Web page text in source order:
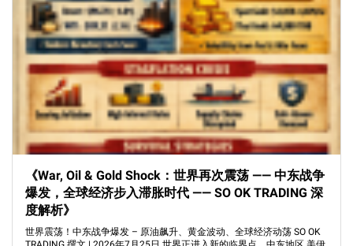
《War, Oil & Gold Shock：世界再次震荡 —— 中东战争
爆发，全球经济步入滞胀时代 —— SO OK TRADING 深
度解析》
世界震荡！中东战争爆发 – 原油飙升、黄金波动、全球经济动荡 SO OK